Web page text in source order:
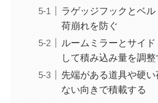
ラゲッジフックとベル
荷崩れを防ぐ
ルームミラーとサイ
して積み込み量を調整
先端がある道具や硬
ない向きで積載する